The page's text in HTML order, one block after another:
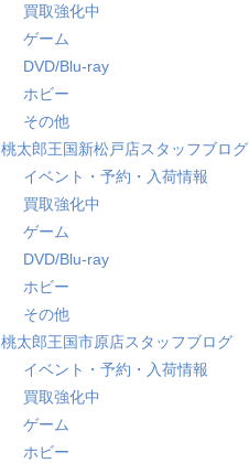
買取強化中
ゲーム
DVD/Blu-ray
ホビー
その他
桃太郎王国新松戸店スタッフブログ
イベント・予約・入荷情報
買取強化中
ゲーム
DVD/Blu-ray
ホビー
その他
桃太郎王国市原店スタッフブログ
イベント・予約・入荷情報
買取強化中
ゲーム
ホビー